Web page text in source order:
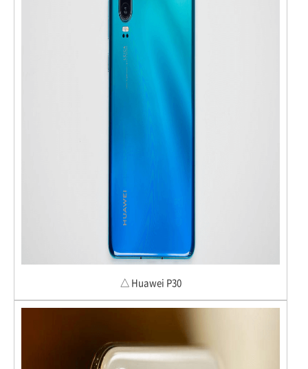
△ Huawei P30